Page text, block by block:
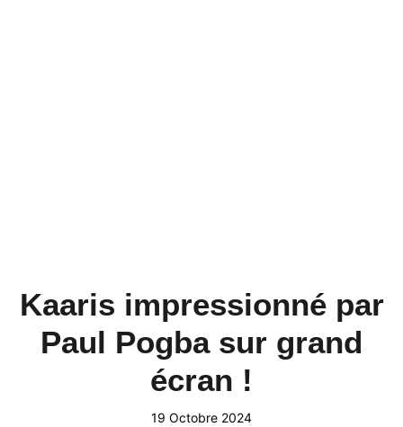
Kaaris impressionné par
Paul Pogba sur grand
écran !
19 Octobre 2024